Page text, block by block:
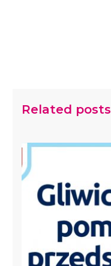
Related posts